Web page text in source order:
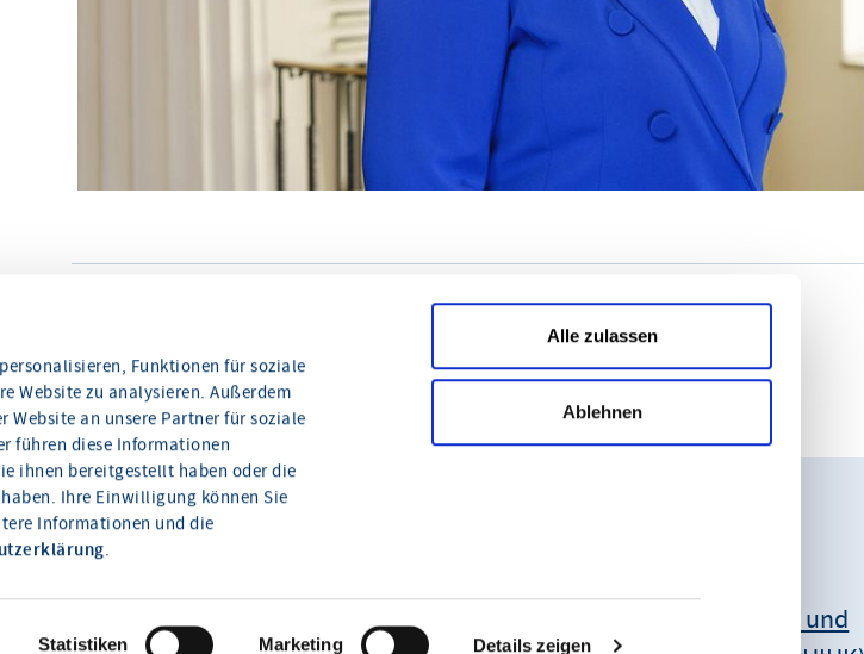
Funktionen für soziale
Website zu analysieren. Außerdem
an unsere Partner für soziale
führen diese Informationen
ihnen bereitgestellt haben oder die
Ihre Einwilligung können Sie
Informationen und die
.
Statistiken Marketing Details zeigen
Alle zulassen
Ablehnen
Wie können wir Ihnen
helfen?
Hessischer Industrie- und